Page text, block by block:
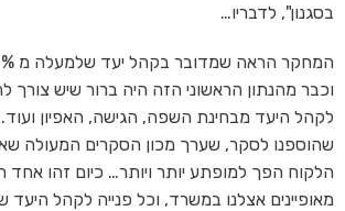
בסגנון", לדבריו…
וכבר מהנתון הראשוני הזה היה ברור שיש
לקהל היעד מבחינת השפה, הגישה, האפיון
שהוספנו לסקר, שערך מכון הסקרים המעולה
הלקוח הפך למופתע יותר ויותר… כיום זהו אחד
מאופיינים אצלנו במשרד, וכל פנייה לקהל היעד